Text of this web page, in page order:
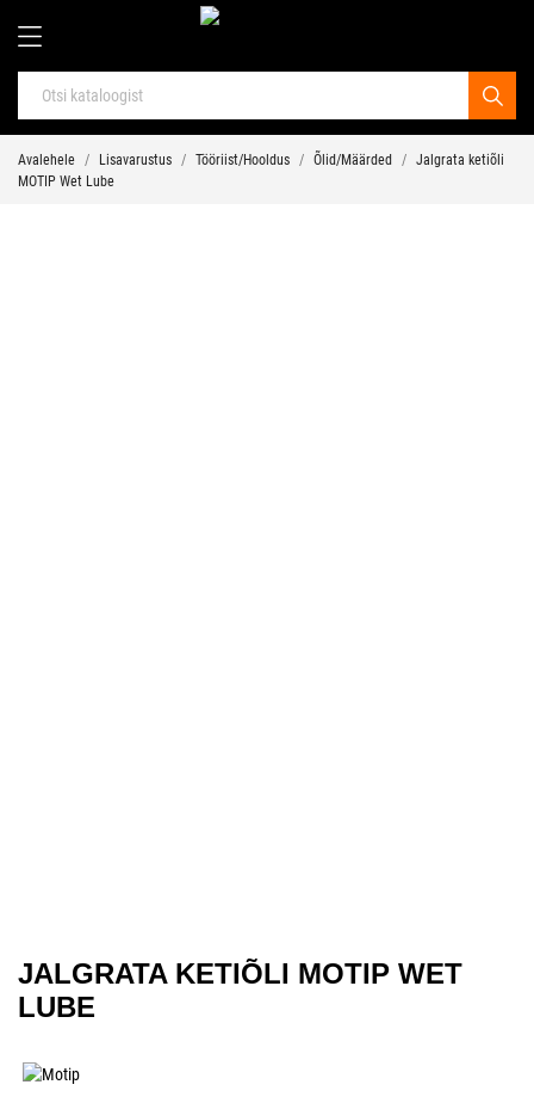
Avalehele Lisavarustus Tööriist/Hooldus Õlid/Määrded
Jalgrata ketiõli
MOTIP Wet Lube
JALGRATA KETIÕLI MOTIP WET
LUBE